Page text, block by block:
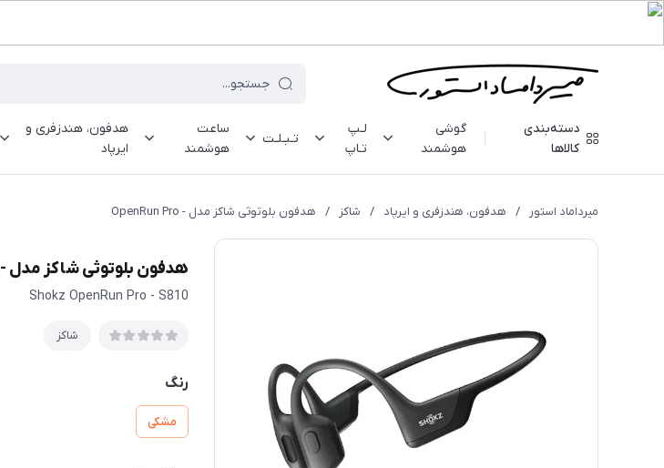
دسته‌بندی
کالاها
گوشی
هوشمند
لـپ
تـاپ
تـبـلـت
ساعت
هوشمند
هدفون، هندزفری و
ایرپاد
میرداماد استور / هدفون، هندزفری و ایرپاد / شاکز / هدفون بلوتوثی شاکز مدل - OpenRun Pro
هدفون بلوتوثی شاکز مدل - OpenRun Pro
Shokz OpenRun Pro - S810
شاکز
رنگ
مشکی